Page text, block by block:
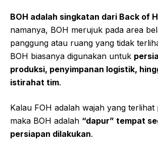
BOH adalah singkatan dari Back of
namanya, BOH merujuk pada area
panggung atau ruang yang tidak
BOH biasanya digunakan untuk
produksi, penyimpanan logistik,
istirahat tim.
Kalau FOH adalah wajah yang
maka BOH adalah “dapur” tempat
persiapan dilakukan.